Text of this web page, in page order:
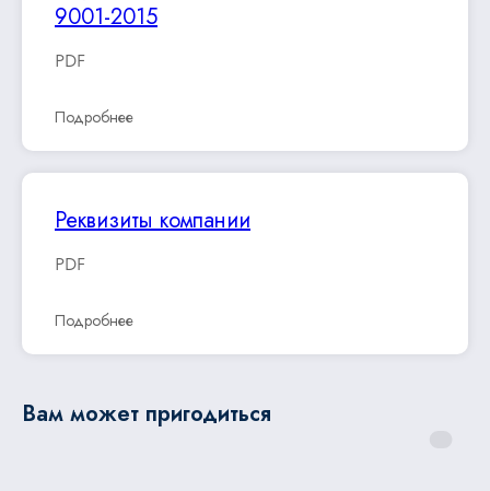
9001-2015
PDF
Подробнее
Реквизиты компании
PDF
Подробнее
Вам может пригодиться